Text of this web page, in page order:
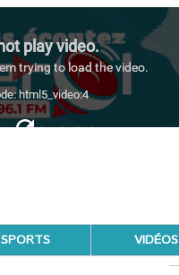
SPORTS VIDÉOS